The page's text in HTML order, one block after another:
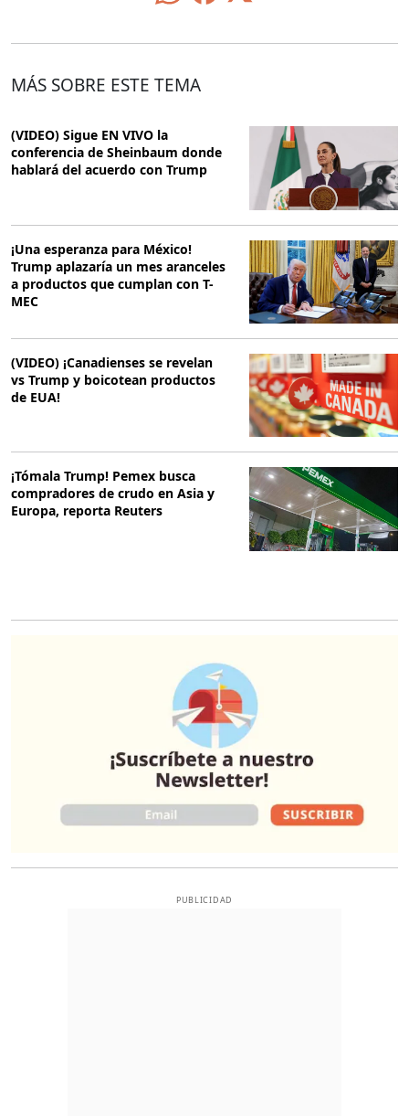
MÁS SOBRE ESTE TEMA
(VIDEO) Sigue EN VIVO la
conferencia de Sheinbaum donde
hablará del acuerdo con Trump
¡Una esperanza para México!
Trump aplazaría un mes aranceles
a productos que cumplan con T-
MEC
(VIDEO) ¡Canadienses se revelan
vs Trump y boicotean productos
de EUA!
¡Tómala Trump! Pemex busca
compradores de crudo en Asia y
Europa, reporta Reuters
PUBLICIDAD